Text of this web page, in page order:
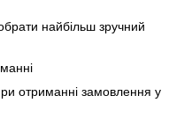
найбільш зручний
отриманні замовлення у